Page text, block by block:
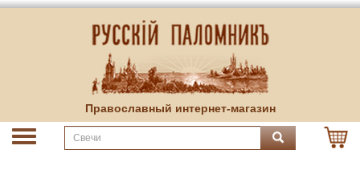
Православный интернет-магазин